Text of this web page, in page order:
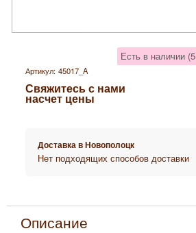
Есть в наличии (5
Артикул: 45017_A
Свяжитесь с нами
насчет цены
Доставка вНовополоцк
Нет подходящих способов доставки
Описание